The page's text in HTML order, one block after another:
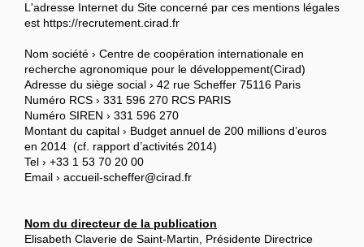
L'adresse Internet du Site concerné par ces mentions légales
est https://recrutement.cirad.fr
Nom société › Centre de coopération internationale en
recherche agronomique pour le développement(Cirad)
Adresse du siège social › 42 rue Scheffer 75116 Paris
Numéro RCS › 331 596 270 RCS PARIS
Numéro SIREN › 331 596 270
Montant du capital › Budget annuel de 200 millions d’euros
en 2014 (cf. rapport d’activités 2014)
Tel › +33 1 53 70 20 00
Email › accueil-scheffer@cirad.fr
Nom du directeur de la publication
Elisabeth Claverie de Saint-Martin, Présidente Directrice